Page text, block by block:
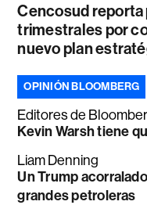
Cencosud reporta
trimestrales por
nuevo plan
OPINIÓN BLOOMBERG
Editores de
Kevin Warsh tiene
Liam Denning
Un Trump
grandes petroleras